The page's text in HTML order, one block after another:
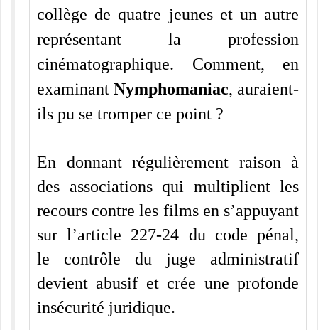
collège de quatre jeunes et un autre
représentant la profession
cinématographique. Comment, en
examinant Nymphomaniac, auraient-
ils pu se tromper ce point ?
En donnant régulièrement raison à
des associations qui multiplient les
recours contre les films en s’appuyant
sur l’article 227-24 du code pénal,
le contrôle du juge administratif
devient abusif et crée une profonde
insécurité juridique.